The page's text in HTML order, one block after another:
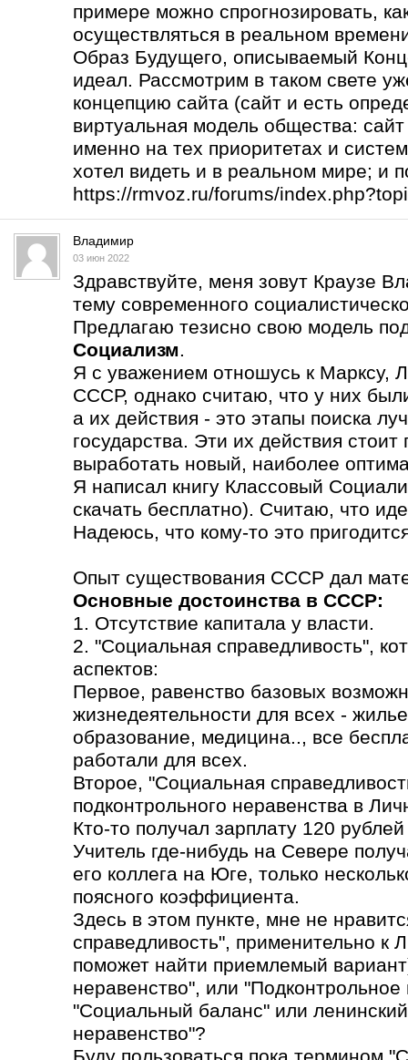
примере можно спрогнозировать,
осуществляться в реальном
Образ Будущего, описываемый
идеал. Рассмотрим в таком свете
концепцию сайта (сайт и есть
виртуальная модель общества:
именно на тех приоритетах и
хотел видеть и в реальном мире; и
https://rmvoz.ru/forums/
Владимир
03 июн 2022
Здравствуйте, меня зовут Краузе
тему современного
Предлагаю тезисно свою модель
Социализм.
Я с уважением отношусь к Марксу,
СССР, однако считаю, что у них
а их действия - это этапы поиска
государства. Эти их действия
выработать новый, наиболее
Я написал книгу Классовый
скачать бесплатно). Считаю, что
Надеюсь, что кому-то это
Опыт существования СССР дал
Основные достоинства в СССР:
1. Отсутствие капитала у власти.
2. "Социальная справедливость",
аспектов:
Первое, равенство базовых
жизнедеятельности для всех -
образование, медицина.., все
работали для всех.
Второе, "Социальная
подконтрольного неравенства в
Кто-то получал зарплату 120
Учитель где-нибудь на Севере
его коллега на Юге, только
поясного коэффициента.
Здесь в этом пункте, мне не
справедливость", применительно к
поможет найти приемлемый
неравенство", или
"Социальный баланс" или
неравенство"?